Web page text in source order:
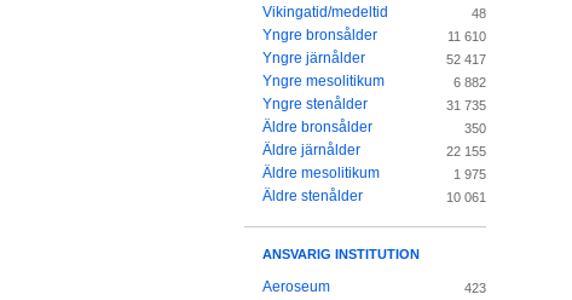
Vikingatid/medeltid 48
Yngre bronsålder 11 610
Yngre järnålder 52 417
Yngre mesolitikum 6 882
Yngre stenålder 31 735
Äldre bronsålder 350
Äldre järnålder 22 155
Äldre mesolitikum 1 975
Äldre stenålder 10 061
ANSVARIG INSTITUTION
Aeroseum 423